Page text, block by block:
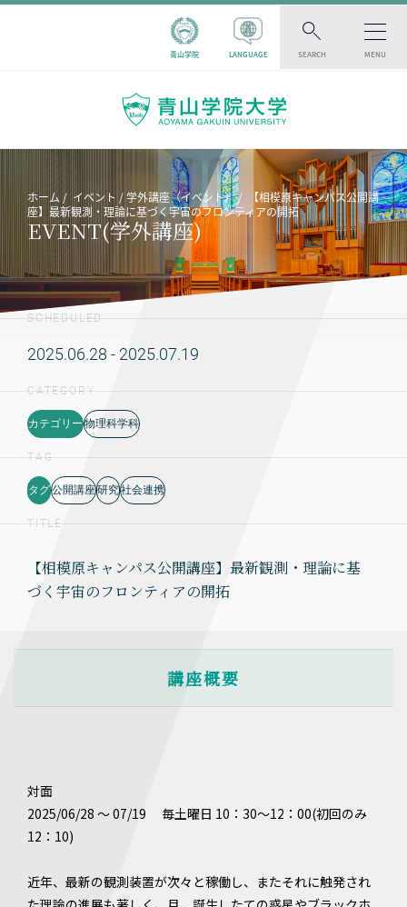
青山学院 LANGUAGE SEARCH MENU
ホーム イベント 学外講座（イベント）
【相模原キャンパス公開講
座】最新観測・理論に基づく宇宙のフロンティアの開拓
EVENT(学外講座)
SCHEDULED
2025.06.28 - 2025.07.19
CATEGORY
カテゴリー 物理科学科
TAG
タグ公開講座研究社会連携
TITLE
【相模原キャンパス公開講座】最新観測・理論に基
づく宇宙のフロンティアの開拓
講座概要
対面
2025/06/28 ～ 07/19 毎土曜日 10：30～12：00(初回のみ
12：10)
近年、最新の観測装置が次々と稼働し、またそれに触発され